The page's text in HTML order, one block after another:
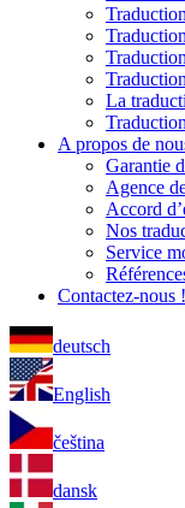
La
A propos de
Garantie
Agence
Accord
Nos
Service
Contactez-nous !
deutsch
English
čeština
dansk